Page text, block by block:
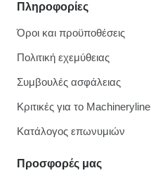
Πληροφορίες
Όροι και προϋποθέσεις
Πολιτική εχεμύθειας
Συμβουλές ασφάλειας
Κριτικές για το Machineryline
Κατάλογος επωνυμιών
Προσφορές μας